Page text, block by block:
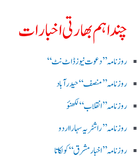
چند اہم بھارتی اخبارات
روز نامہ ’’ دعوت نیوز ڈاٹ نٹ‘‘
روزنامہ ’’ منصف‘‘ حیدر آباد
روزنامہ ’’ انقلاب‘‘ لکھنؤ
روز نامہ ’’راشٹریہ سہارا اردو
روزنامہ ’’اخبارمشرق‘‘ کولکاتا